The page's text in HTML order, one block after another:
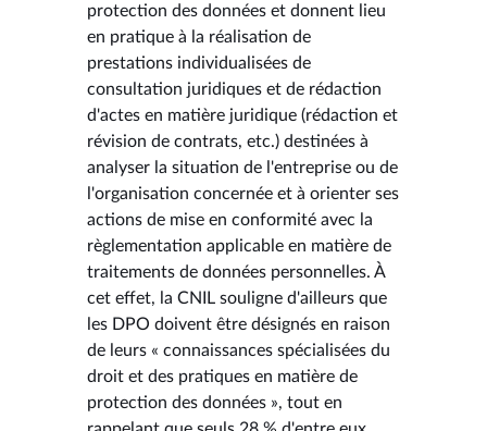
protection des données et donnent lieu
en pratique à la réalisation de
prestations individualisées de
consultation juridiques et de rédaction
d'actes en matière juridique (rédaction et
révision de contrats, etc.) destinées à
analyser la situation de l'entreprise ou de
l'organisation concernée et à orienter ses
actions de mise en conformité avec la
règlementation applicable en matière de
traitements de données personnelles. À
cet effet, la CNIL souligne d'ailleurs que
les DPO doivent être désignés en raison
de leurs « connaissances spécialisées du
droit et des pratiques en matière de
protection des données », tout en